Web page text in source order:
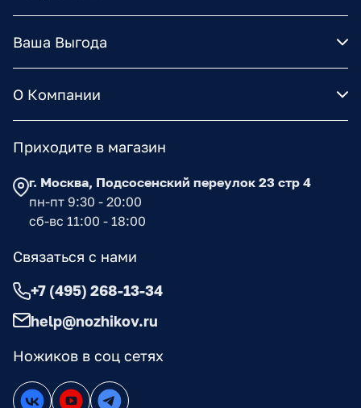
Ваша Выгода
О Компании
Ножиков в соц сетях
Приходите в магазин
г. Москва, Подсосенский переулок 23 стр 4
пн-пт 9:30 - 20:00
сб-вс 11:00 - 18:00
Связаться с нами
+7 (495) 268-13-34
help@nozhikov.ru